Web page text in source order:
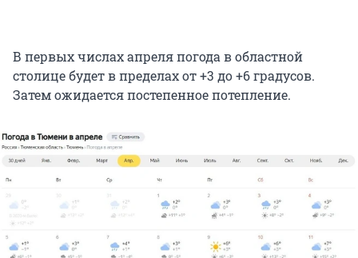
В первых числах апреля погода в областной
столице будет в пределах от +3 до +6 градусов.
Затем ожидается постепенное потепление.